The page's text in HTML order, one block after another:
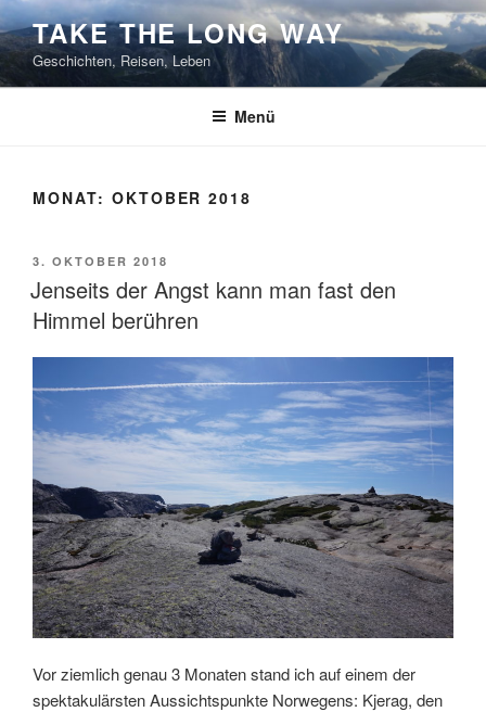
Zum
Inhalt
springen
TAKE THE LONG WAY
Geschichten, Reisen, Leben
Menü
MONAT: OKTOBER 2018
VERÖFFENTLICHT
AM
3. OKTOBER 2018
Jenseits der Angst kann man fast den
Himmel berühren
Vor ziemlich genau 3 Monaten stand ich auf einem der
spektakulärsten Aussichtspunkte Norwegens: Kjerag, den